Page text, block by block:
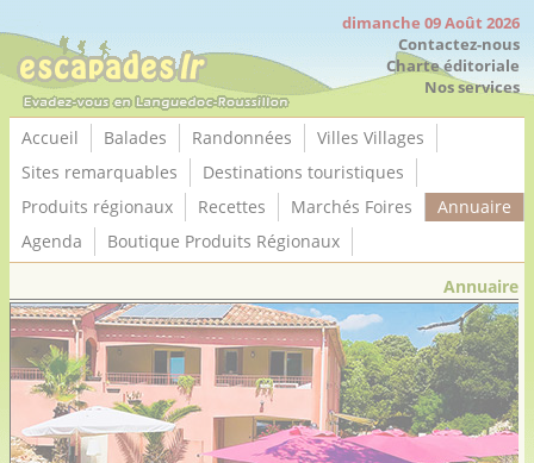
dimanche 09 Août 2026
Contactez-nous
Charte éditoriale
Nos services
Accueil Balades Randonnées
Villes Villages
Sites remarquables
Destinations touristiques
Produits régionaux
Recettes Marchés Foires
Annuaire
Agenda
Boutique Produits Régionaux
Annuaire